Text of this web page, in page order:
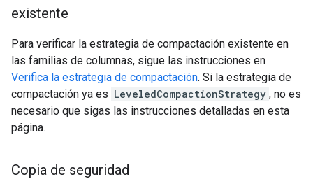
existente
Para verificar la estrategia de compactación existente en
las familias de columnas, sigue las instrucciones en
Verifica la estrategia de compactación. Si la estrategia de
compactación ya es LeveledCompactionStrategy , no es
necesario que sigas las instrucciones detalladas en esta
página.
Copia de seguridad